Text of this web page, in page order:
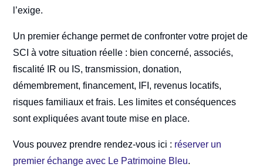
l’exige.
Un premier échange permet de confronter votre projet de
SCI à votre situation réelle : bien concerné, associés,
fiscalité IR ou IS, transmission, donation,
démembrement, financement, IFI, revenus locatifs,
risques familiaux et frais. Les limites et conséquences
sont expliquées avant toute mise en place.
Vous pouvez prendre rendez-vous ici : réserver un
premier échange avec Le Patrimoine Bleu.